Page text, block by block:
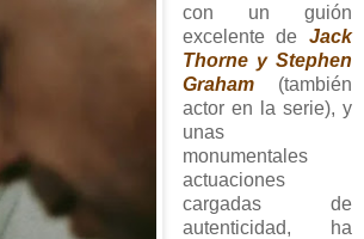
con un guión
excelente de Jack
Thorne y Stephen
Graham (también
actor en la serie), y
unas
monumentales
actuaciones
cargadas de
autenticidad, ha